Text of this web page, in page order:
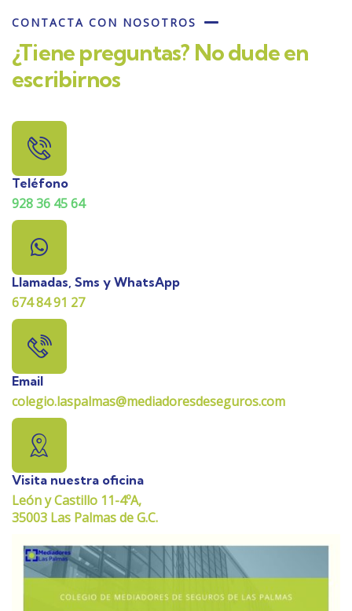
CONTACTA CON NOSOTROS
¿Tiene preguntas? No dude en
escribirnos
Teléfono
928 36 45 64
Llamadas, Sms y WhatsApp
674 84 91 27
Email
colegio.laspalmas@mediadoresdeseguros.com
Visita nuestra oficina
León y Castillo 11-4ºA,
35003 Las Palmas de G.C.